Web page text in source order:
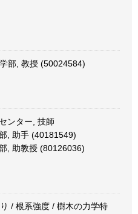
部, 教授 (50024584)
ンター, 技師
, 助手 (40181549)
, 助教授 (80126036)
/ 根系強度 / 樹木の力学特